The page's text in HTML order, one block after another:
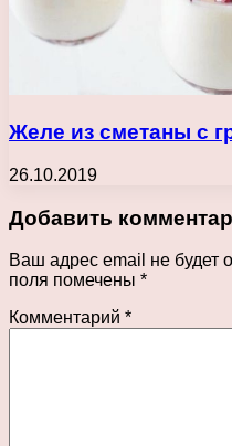
Желе из сметаны с
26.10.2019
Добавить
Ваш адрес email не будет
поля помечены *
Комментарий *